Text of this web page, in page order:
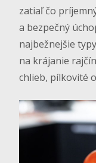
zatiaľ čo
a bezpečný
najbežnejšie
na krájanie
chlieb, pílkovité